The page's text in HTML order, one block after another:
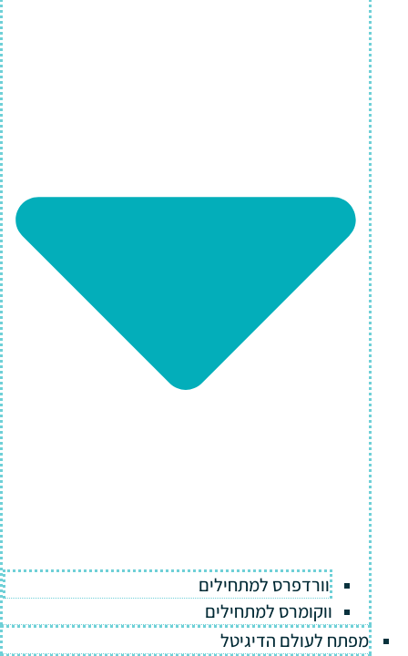
וורדפרס למתחילים
ווקומרס למתחילים
מפתח לעולם הדיגיטל